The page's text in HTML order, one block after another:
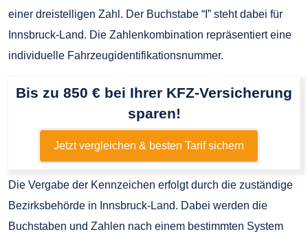
einer dreistelligen Zahl. Der Buchstabe “I” steht dabei für
Innsbruck-Land. Die Zahlenkombination repräsentiert eine
individuelle Fahrzeugidentifikationsnummer.
Bis zu 850 € bei Ihrer KFZ-Versicherung
sparen!
Jetzt vergleichen & besten Tarif sichern
Die Vergabe der Kennzeichen erfolgt durch die zuständige
Bezirksbehörde in Innsbruck-Land. Dabei werden die
Buchstaben und Zahlen nach einem bestimmten System